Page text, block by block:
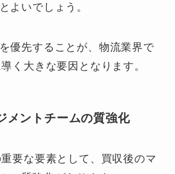
よいでしょう。
優先することが、物流業界で
く大きな要因となります。
メントチームの質強化
要な要素として、買収後のマ